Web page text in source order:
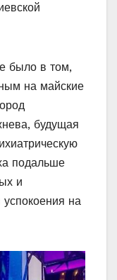
было в том,
на майские
будущая
подальше
и
на